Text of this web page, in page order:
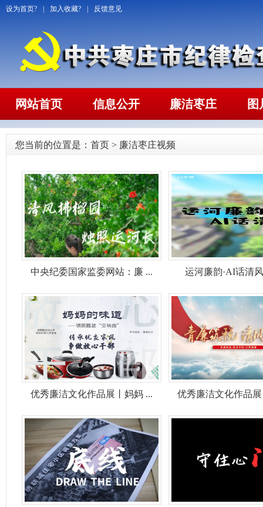
设为首页? 加入收藏? 反馈意见
网站首页 信息公开 廉洁枣庄 图
您当前的位置是： 首页 > 廉洁枣庄视频
中央纪委国家监委网站：廉 ... 运河廉韵·AI话清
优秀廉洁文化作品展丨妈妈 ... 优秀廉洁文化作品